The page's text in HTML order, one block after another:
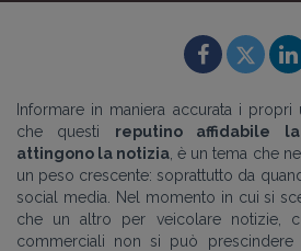
Informare in maniera accurata i propri
che questi reputino affidabile
attingono la notizia , è un tema che
un peso crescente: soprattutto da
social media. Nel momento in cui si
che un altro per veicolare notizie,
commerciali non si può prescindere